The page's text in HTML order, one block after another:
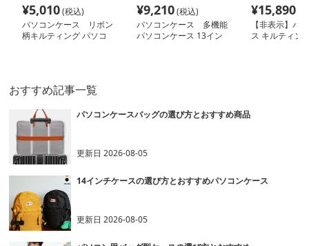
¥5,010(税込)
パソコンケース リボン
柄キルティング パソコ
¥9,210(税込)
パソコンケース 多機能
パソコンケース 13イン
¥15,890
【非表示】パ
ス キルティン
おすすめ記事一覧
パソコンケースバッグの選び方とおすすめ商品
更新日2026-08-05
14インチケースの選び方とおすすめパソコンケース
更新日2026-08-05